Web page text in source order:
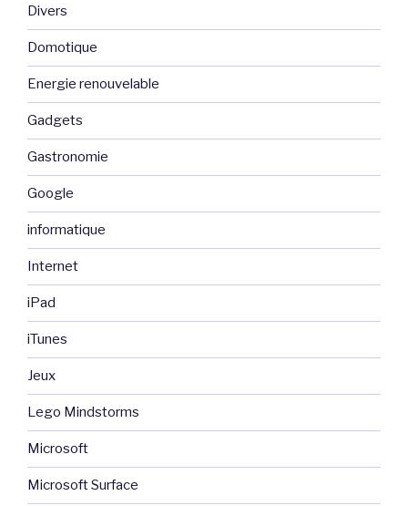
Divers
Domotique
Energie renouvelable
Gadgets
Gastronomie
Google
informatique
Internet
iPad
iTunes
Jeux
Lego Mindstorms
Microsoft
Microsoft Surface